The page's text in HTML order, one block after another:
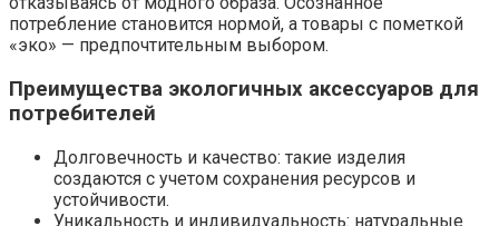
потребление становится нормой, а товары с пометкой
«эко» — предпочтительным выбором.
Преимущества экологичных аксессуаров для
потребителей
Долговечность и качество: такие изделия
создаются с учетом сохранения ресурсов и
устойчивости.
Уникальность и индивидуальность: натуральные